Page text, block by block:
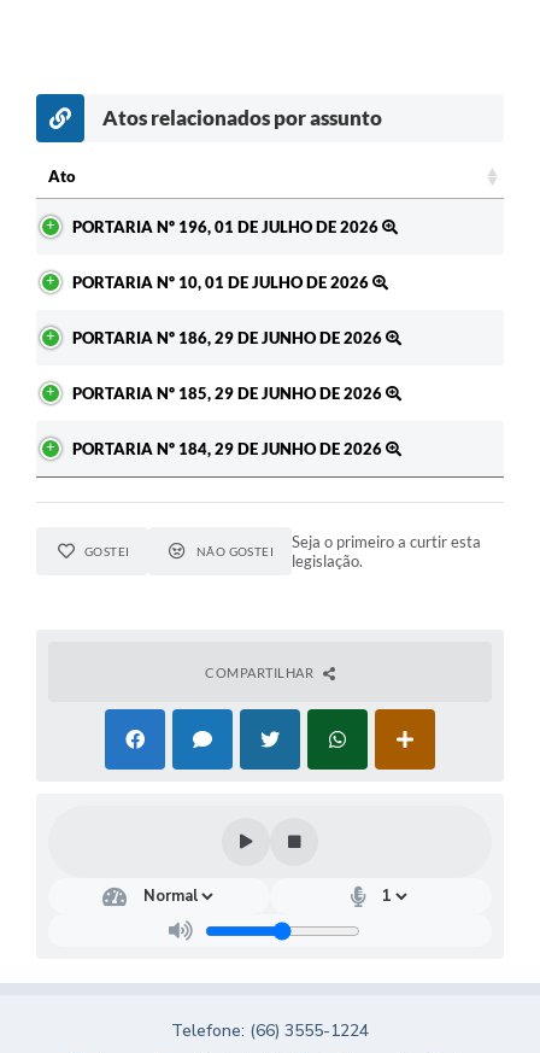
Atos relacionados por assunto
Ato
PORTARIA Nº 196, 01 DE JULHO DE 2026
PORTARIA Nº 10, 01 DE JULHO DE 2026
PORTARIA Nº 186, 29 DE JUNHO DE 2026
PORTARIA Nº 185, 29 DE JUNHO DE 2026
PORTARIA Nº 184, 29 DE JUNHO DE 2026
GOSTEI NÃO GOSTEI
Seja o primeiro a curtir esta
legislação.
COMPARTILHAR
Telefone: (66) 3555-1224